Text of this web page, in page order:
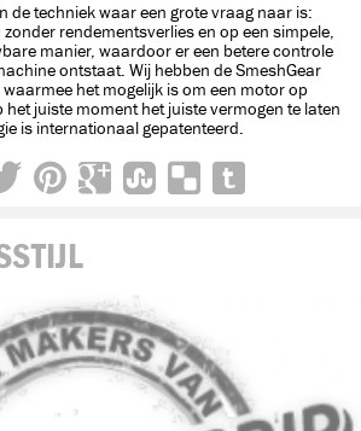
de techniek waar een grote vraag naar is:
rendementsverlies en op een simpele,
manier, waardoor er een betere controle
ontstaat. Wij hebben de SmeshGear
het mogelijk is om een motor op
juiste moment het juiste vermogen te laten
is internationaal gepatenteerd.